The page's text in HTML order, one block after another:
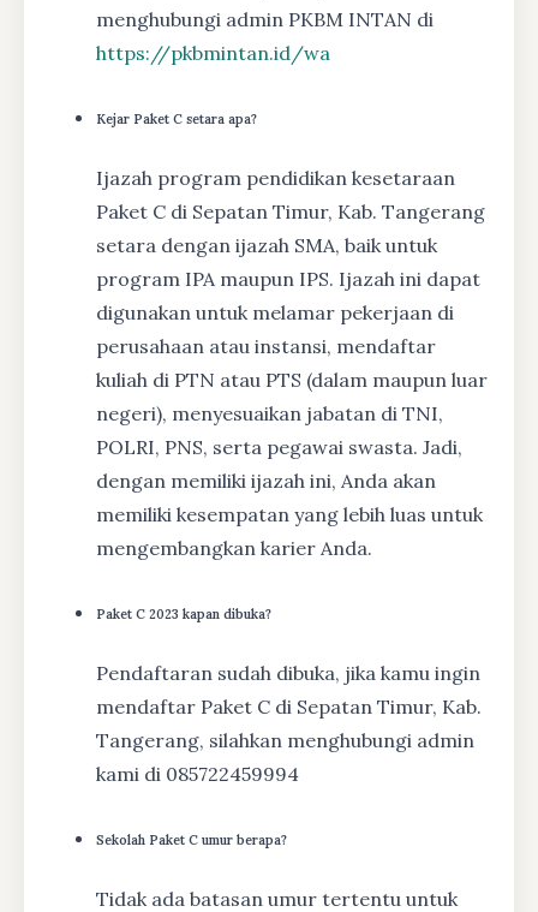
menghubungi admin PKBM INTAN di
https://pkbmintan.id/wa
Kejar Paket C setara apa?
Ijazah program pendidikan kesetaraan
Paket C di Sepatan Timur, Kab. Tangerang
setara dengan ijazah SMA, baik untuk
program IPA maupun IPS. Ijazah ini dapat
digunakan untuk melamar pekerjaan di
perusahaan atau instansi, mendaftar
kuliah di PTN atau PTS (dalam maupun luar
negeri), menyesuaikan jabatan di TNI,
POLRI, PNS, serta pegawai swasta. Jadi,
dengan memiliki ijazah ini, Anda akan
memiliki kesempatan yang lebih luas untuk
mengembangkan karier Anda.
Paket C 2023 kapan dibuka?
Pendaftaran sudah dibuka, jika kamu ingin
mendaftar Paket C di Sepatan Timur, Kab.
Tangerang, silahkan menghubungi admin
kami di 085722459994
Sekolah Paket C umur berapa?
Tidak ada batasan umur tertentu untuk